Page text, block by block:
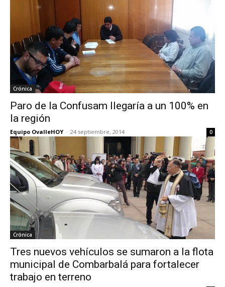
Crónica
Paro de la Confusam llegaría a un 100% en
la región
Equipo OvalleHOY - 24 septiembre, 2014 0
Crónica
Tres nuevos vehículos se sumaron a la flota
municipal de Combarbalá para fortalecer
trabajo en terreno